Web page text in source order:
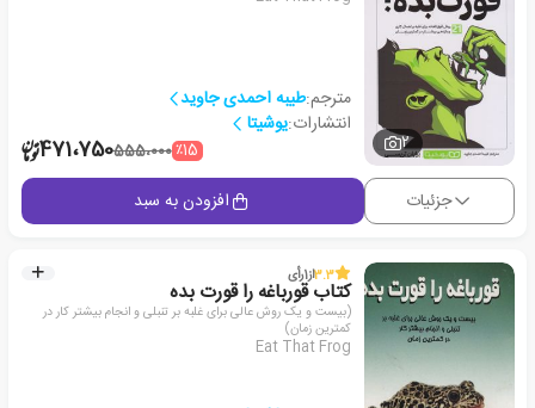
2
مترجم:طیبه احمدی جاوید
انتشارات:یوشیتا
٪15555،000471،750
جزئیات افزودن به سبد
3.3از1رأی
کتاب قورباغه را قورت بده
(بیست و یک روش عالی برای غلبه بر تنبلی و انجام بیشتر کار در
کمترین زمان)
Eat That Frog